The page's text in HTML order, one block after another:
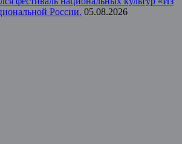
России. 05.08.2026